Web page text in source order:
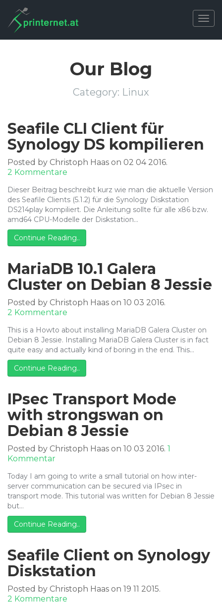
Our Blog
Category: Linux
Seafile CLI Client für
Synology DS kompilieren
Posted by Christoph Haas on 02 04 2016.
2 Kommentare
CLI
Client
für
Synology
DS
kompilieren
Dieser Beitrag beschreibt kurz wie man die aktuelle Version
des Seafile Clients (5.1.2) für die Synology Diskstation
DS214play kompiliert. Die Anleitung sollte für alle x86 bzw.
amd64 CPU-Modelle der Diskstation…
Continue Reading..
MariaDB 10.1 Galera
Cluster on Debian 8 Jessie
Posted by Christoph Haas on 10 03 2016.
2 Kommentare
10.1
Galera
Cluster
on
Debian
This is a Howto about installing MariaDB Galera Cluster on
Debian 8 Jessie. Installing MariaDB Galera Cluster is in fact
quite easy and actually kind of boring in the end. This…
Continue Reading..
IPsec Transport Mode
with strongswan on
Debian 8 Jessie
Posted by Christoph Haas on 10 03 2016. 1
Kommentarzu
Transport
Mode
with
on
Debian
Jessie
Today I am going to write a small tutorial on how inter-
server communication can be secured via IPsec in
transport mode. This tutorial was written for Debian 8 Jessie
but…
Continue Reading..
Seafile Client on Synology
Diskstation
Posted by Christoph Haas on 19 11 2015.
2 Kommentare